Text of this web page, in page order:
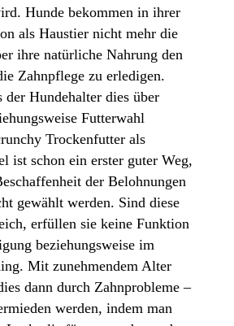
Hunde bekommen in ihrer
als Haustier nicht mehr die
ihre natürliche Nahrung den
Zahnpflege zu erledigen.
der Hundehalter dies über
Futterwahl
Trockenfutter als
ist schon ein erster guter Weg,
der Belohnungen
gewählt werden. Sind diese
erfüllen sie keine Funktion
beziehungsweise im
Mit zunehmendem Alter
dann durch Zahnprobleme –
werden, indem man